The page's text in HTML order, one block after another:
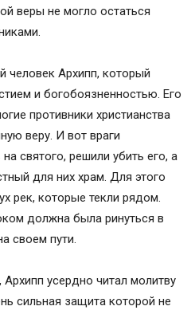
веры не могло остаться
человек Архипп, который
и богобоязненностью. Его
противники христианства
веру. И вот враги
святого, решили убить его, а
для них храм. Для этого
рек, которые текли рядом.
должна была ринуться в
своем пути.
усердно читал молитву
сильная защита которой не